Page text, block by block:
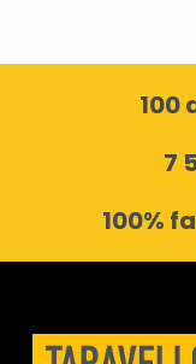
100
7
100%